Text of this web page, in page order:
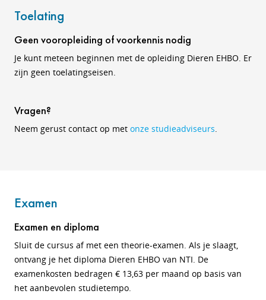
Toelating
Geen vooropleiding of voorkennis nodig
Je kunt meteen beginnen met de opleiding Dieren EHBO. Er
zijn geen toelatingseisen.
Vragen?
Neem gerust contact op met onze studieadviseurs.
Examen
Examen en diploma
Sluit de cursus af met een theorie-examen. Als je slaagt,
ontvang je het diploma Dieren EHBO van NTI. De
examenkosten bedragen € 13,63 per maand op basis van
het aanbevolen studietempo.